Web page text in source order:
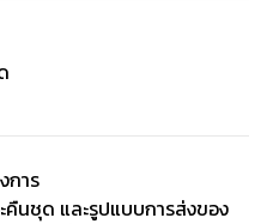
การ
คืนชุด และรูปแบบการส่งของ